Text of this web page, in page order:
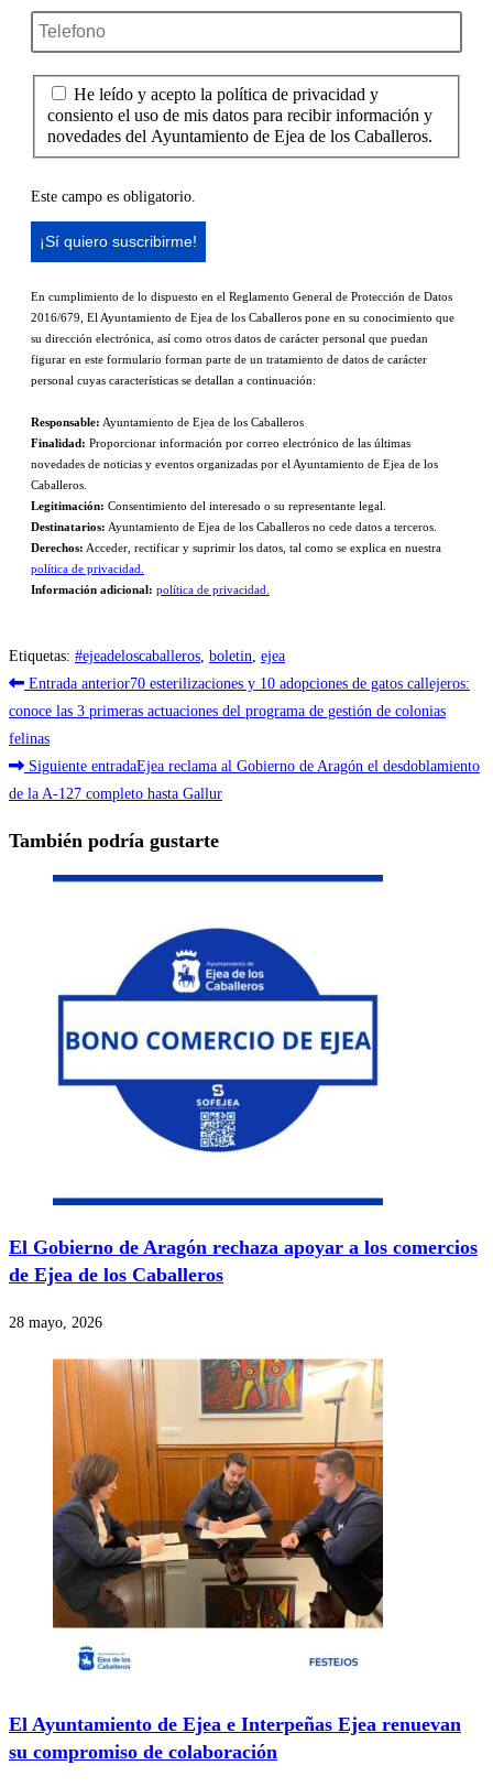
He leído y acepto la política de privacidad y
consiento el uso de mis datos para recibir información y
novedades del Ayuntamiento de Ejea de los Caballeros.
Este campo es obligatorio.
En cumplimiento de lo dispuesto en el Reglamento General de Protección de Datos
2016/679, El Ayuntamiento de Ejea de los Caballeros pone en su conocimiento que
su dirección electrónica, así como otros datos de carácter personal que puedan
figurar en este formulario forman parte de un tratamiento de datos de carácter
personal cuyas características se detallan a continuación:
Responsable: Ayuntamiento de Ejea de los Caballeros
Finalidad: Proporcionar información por correo electrónico de las últimas
novedades de noticias y eventos organizadas por el Ayuntamiento de Ejea de los
Caballeros.
Legitimación: Consentimiento del interesado o su representante legal.
Destinatarios: Ayuntamiento de Ejea de los Caballeros no cede datos a terceros.
Derechos: Acceder, rectificar y suprimir los datos, tal como se explica en nuestra
política de privacidad.
Información adicional: política de privacidad.
Etiquetas: #ejeadeloscaballeros boletin ejea
Leer
más
artículos
Entrada anterior70 esterilizaciones y 10 adopciones de gatos callejeros:
conoce las 3 primeras actuaciones del programa de gestión de colonias
felinas
Siguiente entradaEjea reclama al Gobierno de Aragón el desdoblamiento
de la A-127 completo hasta Gallur
También podría gustarte
El Gobierno de Aragón rechaza apoyar a los comercios
de Ejea de los Caballeros
28 mayo, 2026
El Ayuntamiento de Ejea e Interpeñas Ejea renuevan
su compromiso de colaboración